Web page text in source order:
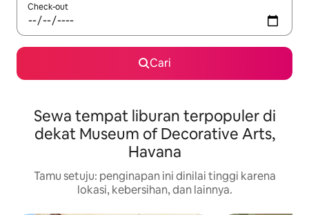
Check-out
Cari
Sewa tempat liburan terpopuler di
dekat Museum of Decorative Arts,
Havana
Tamu setuju: penginapan ini dinilai tinggi karena
lokasi, kebersihan, dan lainnya.